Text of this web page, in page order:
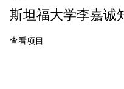
斯坦福大学李嘉诚
查看项目